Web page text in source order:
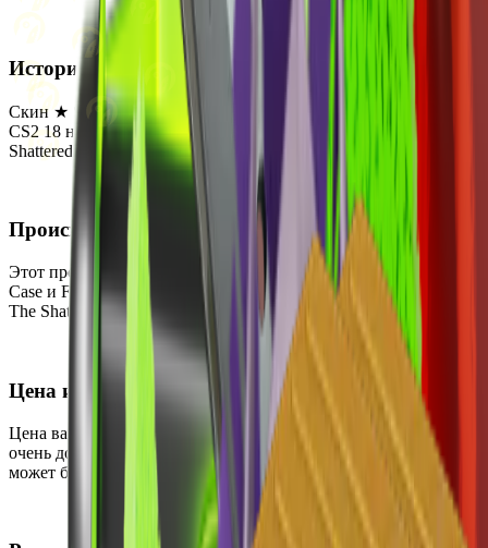
История
Скин ★ Skeleton Knife | Boreal Forest был впервые добавлен в
CS2 18 ноября 2019 года. Он был выпущен как часть кейса
Shattered Web Case.
Происхождение
Этот предмет можно получить, открыв кейсы Shattered Web
Case и Fracture Case. Скин также является частью коллекции
The Shattered Web Collection.
Цена и доступность
Цена варьируется от $123.35 до $600, что делает этот предмет
очень дорогим. В настоящее время он редко встречается и
может быть приобретён на вторичном рынке.